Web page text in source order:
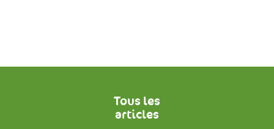
Tous les
articles